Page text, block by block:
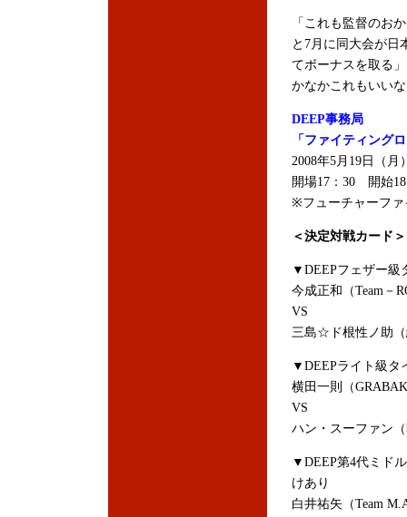
「これも監督のお
と7月に同大会が日
てボーナスを取る
かなかこれもいい
DEEP事務局
「ファイティング
2008年5月19日（月
開場17：30 開始18
※フューチャーファ
＜決定対戦カード＞
▼DEEPフェザー
今成正和（Team－
VS
三島☆ド根性ノ助
▼DEEPライト級
横田一則（
VS
ハン・スーファン
▼DEEP第4代ミド
けあり
白井祐矢（Team